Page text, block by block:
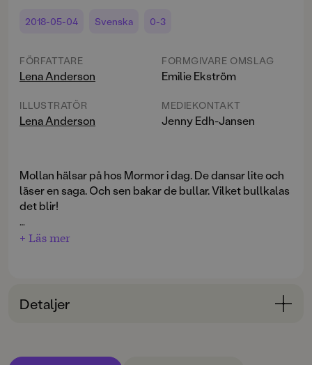
2018-05-04 Svenska 0-3
FÖRFATTARE
Lena Anderson
ILLUSTRATÖR
Lena Anderson
FORMGIVARE OMSLAG
Emilie Ekström
MEDIEKONTAKT
Jenny Edh-Jansen
Mollan hälsar på hos Mormor i dag. De dansar lite och
läser en saga. Och sen bakar de bullar. Vilket bullkalas
det blir!
Mollan är Mormors allra bästa kompis. De upptäcker
+ Läs mer
Detaljer
ÅLDERSGRUPP